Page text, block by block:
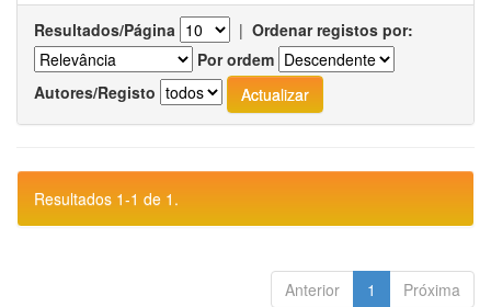
Resultados/Página | Ordenar registos por:
Por ordem
Autores/Registo
Resultados 1-1 de 1.
Anterior 1 Próxima